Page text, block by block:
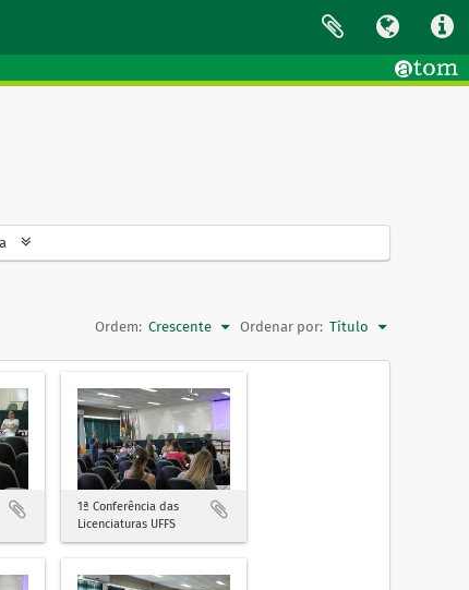
Ordenar por: Título
Ordem: Crescente
1ª Conferência das
Licenciaturas UFFS